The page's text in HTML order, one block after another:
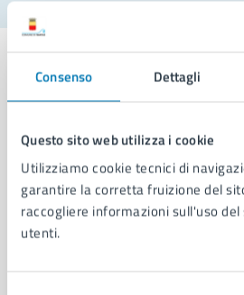
Consenso Dettagli
Questo sito web utilizza i cookie
Utilizziamo cookie tecnici di
garantire la corretta fruizione del
raccogliere informazioni sull'uso
utenti.
AMMINISTRAZIONE
Aree amministrative
Organi di governo